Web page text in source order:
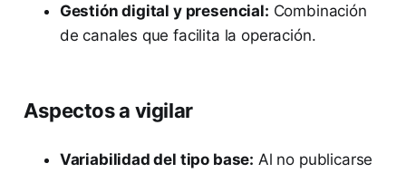
Gestión digital y presencial: Combinación
de canales que facilita la operación.
Aspectos a vigilar
Variabilidad del tipo base: Al no publicarse